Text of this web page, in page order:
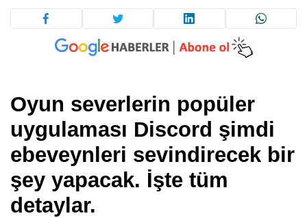
Oyun severlerin popüler
uygulaması Discord şimdi
ebeveynleri sevindirecek bir
şey yapacak. İşte tüm
detaylar.